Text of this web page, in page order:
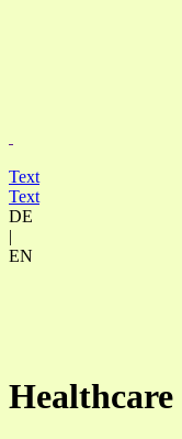
Text
Text
DE
|
EN
Healthcare